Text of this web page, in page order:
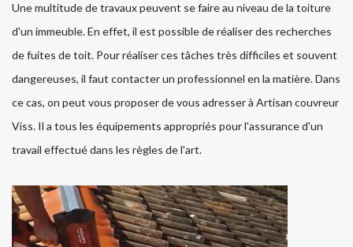
Une multitude de travaux peuvent se faire au niveau de la toiture
d'un immeuble. En effet, il est possible de réaliser des recherches
de fuites de toit. Pour réaliser ces tâches très difficiles et souvent
dangereuses, il faut contacter un professionnel en la matière. Dans
ce cas, on peut vous proposer de vous adresser à Artisan couvreur
Viss. Il a tous les équipements appropriés pour l'assurance d'un
travail effectué dans les règles de l'art.